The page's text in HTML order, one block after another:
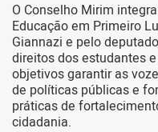
O Conselho Mirim
Educação em Primeiro
Giannazi e pelo
direitos dos estudantes
objetivos garantir as
de políticas públicas e
práticas de
cidadania.